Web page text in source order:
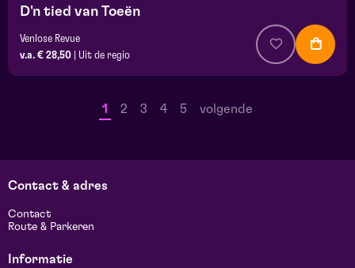
D'n tied van Toeën
Venlose Revue
v.a. € 28,50
Uit de regio
1 2 3 4 5 volgende
Contact & adres
Contact
Route & Parkeren
Informatie